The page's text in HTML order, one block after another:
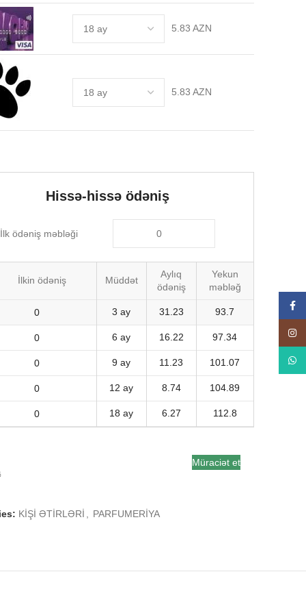
5.83 AZN
5.83 AZN
Hissə-hissə ödəniş
İlk ödəniş məbləği
İlkin ödəniş Müddət
Aylıq
ödəniş
Yekun
məbləğ
3 ay 31.23 93.7
6 ay 16.22 97.34
9 ay 11.23 101.07
12 ay 8.74 104.89
18 ay 6.27 112.8
Müraciət et
KİŞİ ƏTİRLƏRİ PARFUMERİYA